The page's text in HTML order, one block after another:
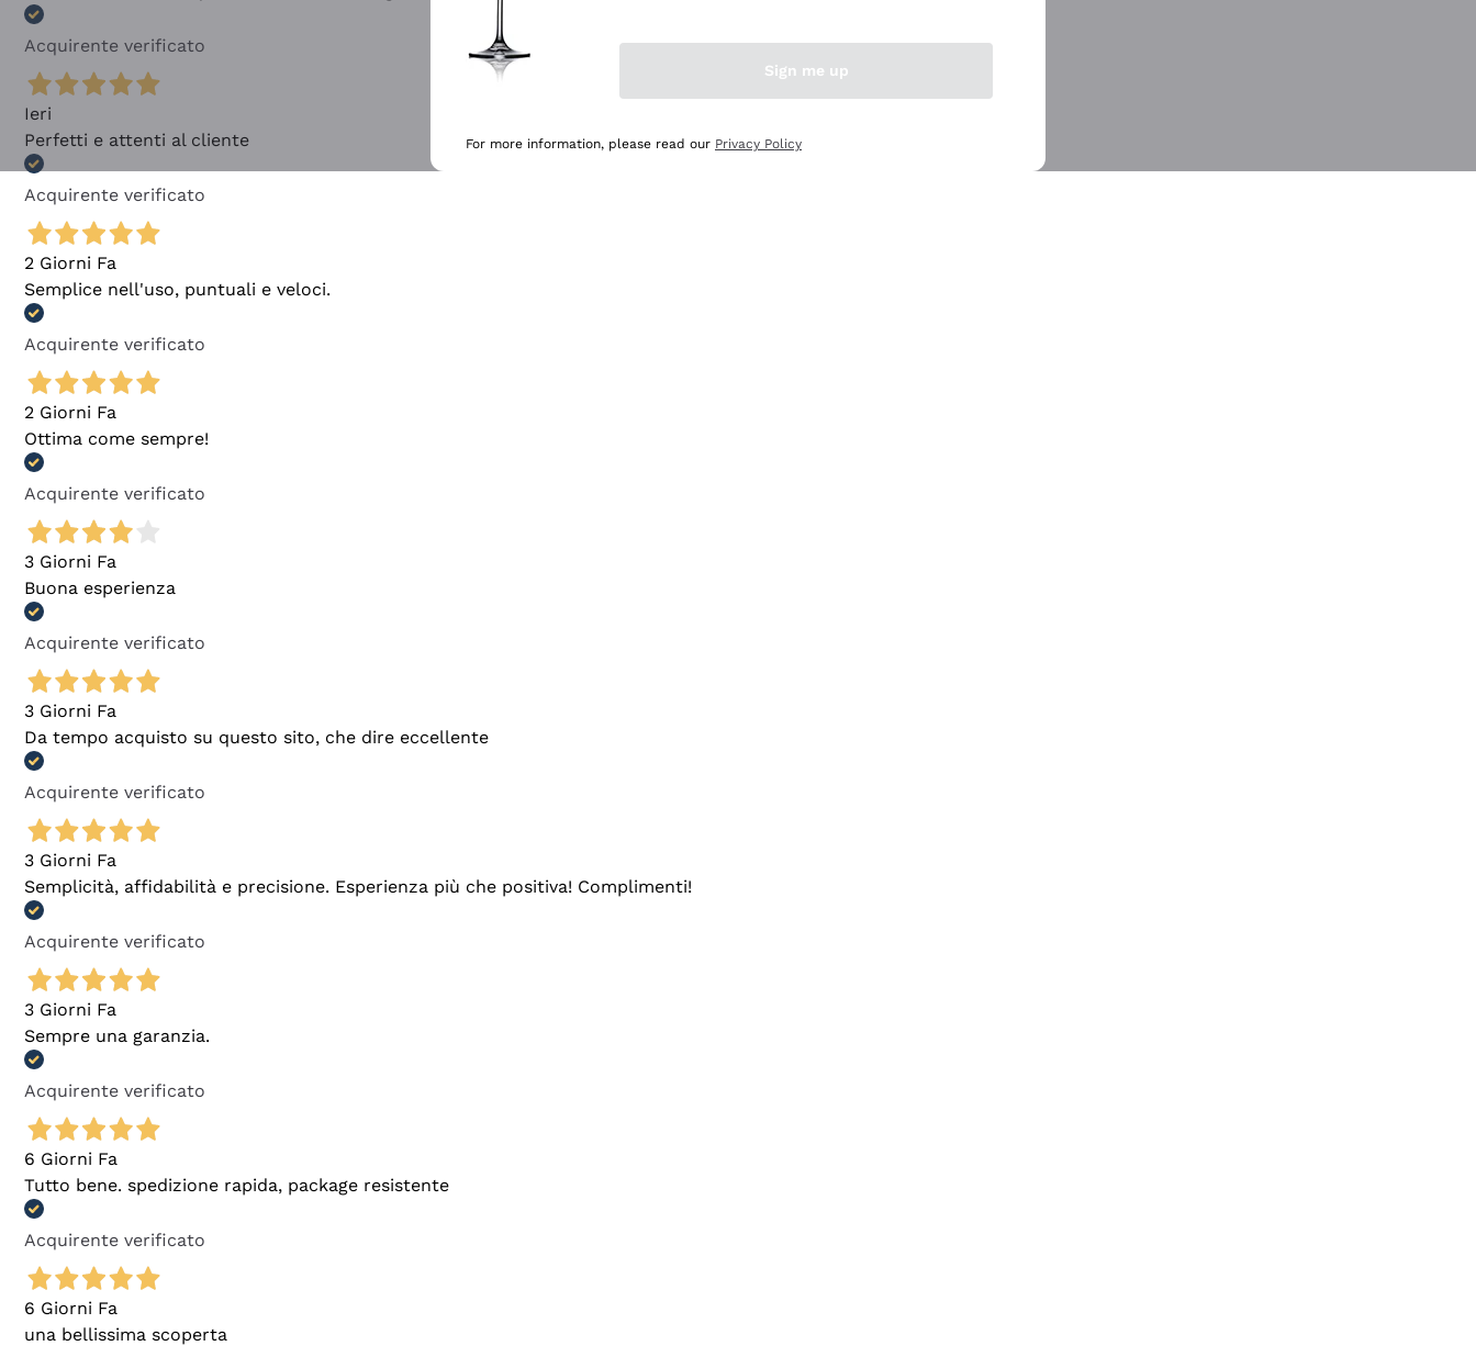
Acquirente verificato
Ieri
Perfetti e attenti al cliente
Acquirente verificato
2 Giorni Fa
Semplice nell'uso, puntuali e veloci.
Acquirente verificato
2 Giorni Fa
Ottima come sempre!
Acquirente verificato
3 Giorni Fa
Buona esperienza
Acquirente verificato
3 Giorni Fa
Da tempo acquisto su questo sito, che dire eccellente
Acquirente verificato
3 Giorni Fa
Semplicità, affidabilità e precisione. Esperienza più che positiva! Complimenti!
Acquirente verificato
3 Giorni Fa
Sempre una garanzia.
Acquirente verificato
6 Giorni Fa
Tutto bene. spedizione rapida, package resistente
Acquirente verificato
6 Giorni Fa
una bellissima scoperta
Sign me up
For more information, please read our Privacy Policy